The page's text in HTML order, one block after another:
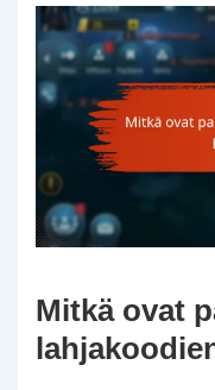
Mitkä ovat